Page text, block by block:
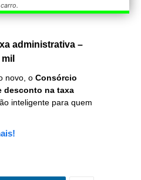
carro.
administrativa –
novo, o Consórcio
desconto na taxa
inteligente para quem